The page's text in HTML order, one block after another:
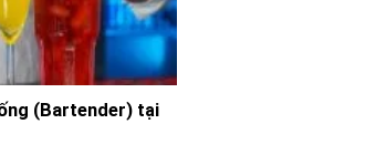
(Bartender) tại